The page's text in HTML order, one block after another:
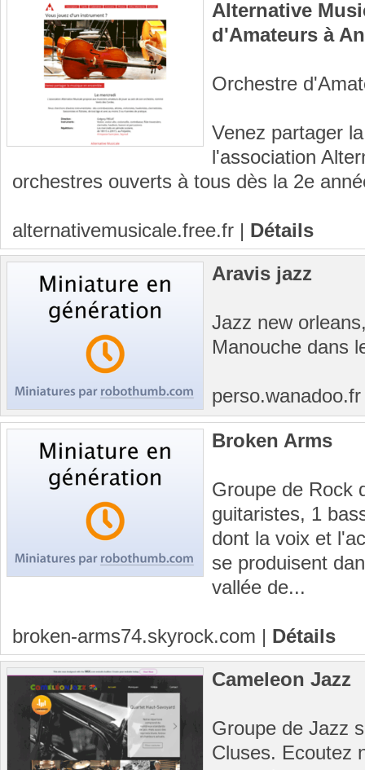
Alternative
d'Amateurs à
Orchestre
Venez partager
l'association
orchestres ouverts à tous dès la 2e
alternativemusicale.free.fr | Détails
Aravis jazz
Jazz new
Manouche dans
Broken Arms
Groupe de Rock
guitaristes, 1
dont la voix et
se produisent
vallée de...
broken-arms74.skyrock.com | Détails
Cameleon Jazz
Groupe de Jazz
Cluses. Ecoutez